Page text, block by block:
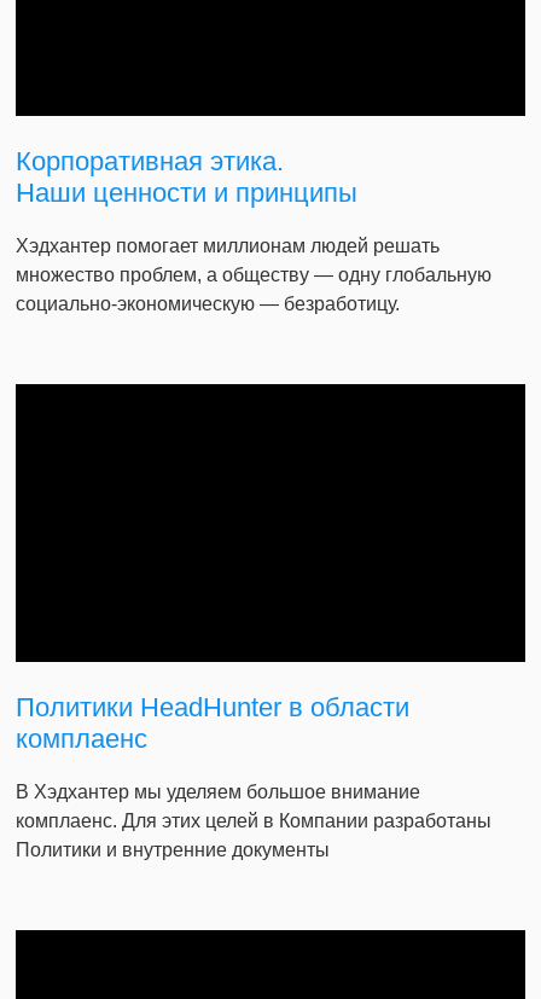
Корпоративная этика.
Наши ценности и принципы
Хэдхантер помогает миллионам людей решать
множество проблем, а обществу — одну глобальную
социально-экономическую — безработицу.
Политики HeadHunter в области
комплаенс
В Хэдхантер мы уделяем большое внимание
комплаенс. Для этих целей в Компании разработаны
Политики и внутренние документы